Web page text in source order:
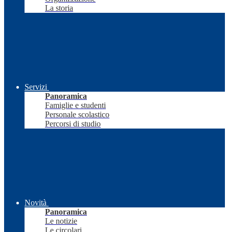
La storia
Servizi
Panoramica
Famiglie e studenti
Personale scolastico
Percorsi di studio
Novità
Panoramica
Le notizie